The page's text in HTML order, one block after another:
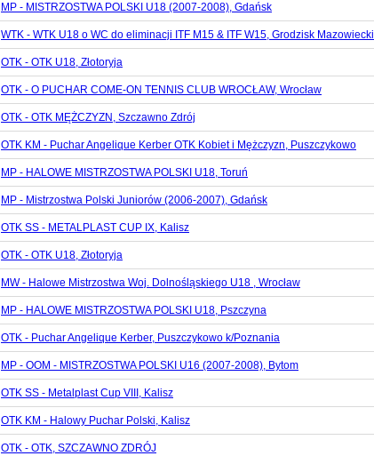
MP - MISTRZOSTWA POLSKI U18 (2007-2008), Gdańsk
WTK - WTK U18 o WC do eliminacji ITF M15 & ITF W15, Grodzisk Mazowiecki
OTK - OTK U18, Złotoryja
OTK - O PUCHAR COME-ON TENNIS CLUB WROCŁAW, Wrocław
OTK - OTK MĘŻCZYZN, Szczawno Zdrój
OTK KM - Puchar Angelique Kerber OTK Kobiet i Mężczyzn, Puszczykowo
MP - HALOWE MISTRZOSTWA POLSKI U18, Toruń
MP - Mistrzostwa Polski Juniorów (2006-2007), Gdańsk
OTK SS - METALPLAST CUP IX, Kalisz
OTK - OTK U18, Złotoryja
MW - Halowe Mistrzostwa Woj. Dolnośląskiego U18 , Wrocław
MP - HALOWE MISTRZOSTWA POLSKI U18, Pszczyna
OTK - Puchar Angelique Kerber, Puszczykowo k/Poznania
MP - OOM - MISTRZOSTWA POLSKI U16 (2007-2008), Bytom
OTK SS - Metalplast Cup VIII, Kalisz
OTK KM - Halowy Puchar Polski, Kalisz
OTK - OTK, SZCZAWNO ZDRÓJ